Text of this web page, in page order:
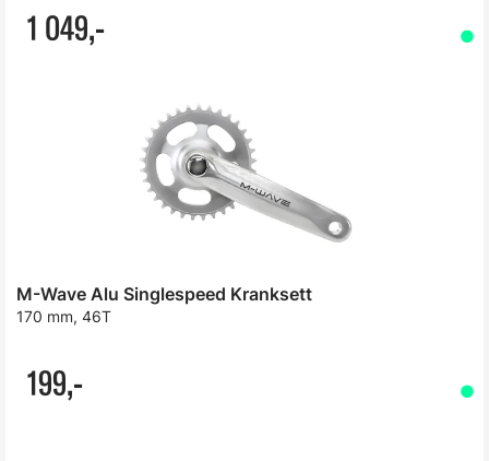
1 049,-
M-Wave Alu Singlespeed Kranksett
170 mm, 46T
199,-